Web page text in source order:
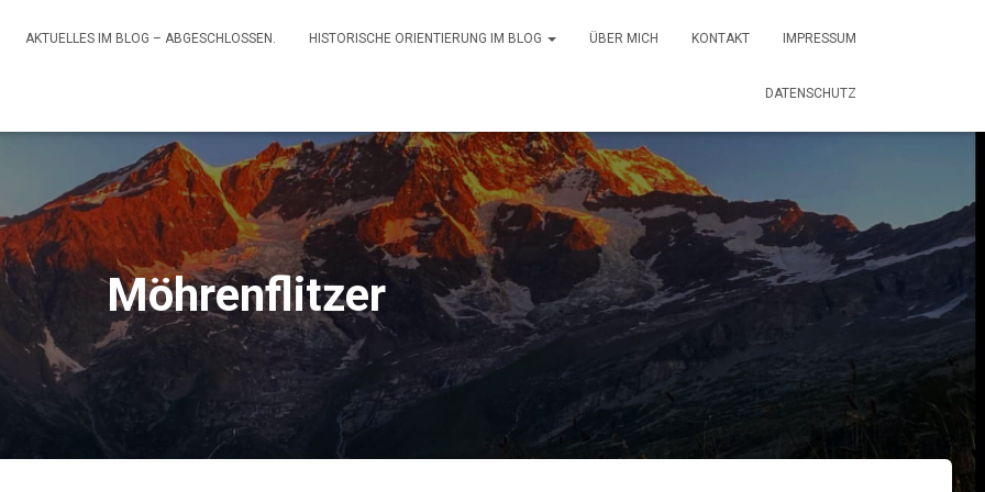
AKTUELLES IM BLOG – ABGESCHLOSSEN. HISTORISCHE ORIENTIERUNG IM BLOG ÜBER MICH KONTAKT IMPRESSUM
DATENSCHUTZ
Möhrenflitzer